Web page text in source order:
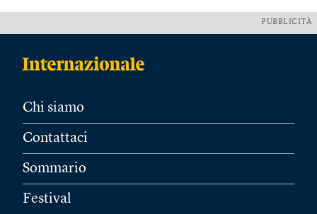
PUBBLICITÀ
Chi siamo
Contattaci
Sommario
Festival